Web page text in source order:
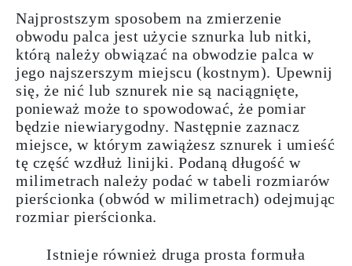
Najprostszym sposobem na zmierzenie
obwodu palca jest użycie sznurka lubnitki,
którą należy obwiązać na obwodzie palca w
jego najszerszym miejscu (kostnym). Upewnij
się, że nić lub sznurek nie są naciągnięte,
ponieważ może to spowodować, że pomiar
będzie niewiarygodny. Następnie zaznacz
miejsce, w którym zawiążesz sznurek i umieść
tę część wzdłuż linijki. Podaną długość w
milimetrach należy podać w tabeli rozmiarów
pierścionka (obwód w milimetrach) odejmując
rozmiar pierścionka.
Istnieje również druga prosta formuła